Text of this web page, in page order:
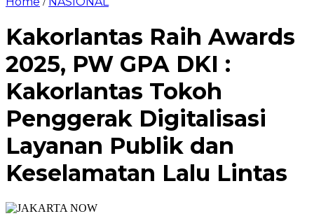
Kakorlantas Raih Awards
2025, PW GPA DKI :
Kakorlantas Tokoh
Penggerak Digitalisasi
Layanan Publik dan
Keselamatan Lalu Lintas